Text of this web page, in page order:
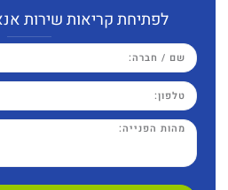
לפתיחת קריאות שירות